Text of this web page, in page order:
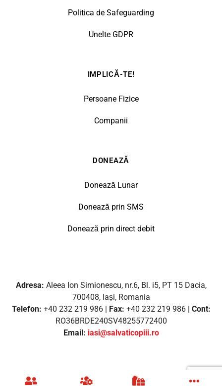
Politica de Safeguarding
Unelte GDPR
IMPLICĂ-TE!
Persoane Fizice
Companii
DONEAZĂ
Donează Lunar
Donează prin SMS
Donează prin direct debit
Adresa: Aleea Ion Simionescu, nr.6, Bl. i5, PT 15 Dacia,
700408, Iași, Romania
Telefon: +40 232 219 986 | Fax: +40 232 219 986 | Cont:
RO36BRDE240SV48255772400
Email: iasi@salvaticopiii.ro